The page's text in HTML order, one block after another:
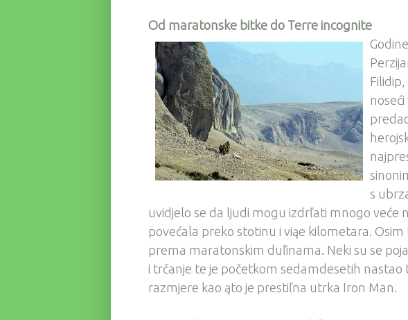
Od maratonske bitke do Terre incognite
s
uvidjelo se da ljudi mogu izdrľati mnogo veće
povećala preko stotinu i viąe kilometara.
prema maratonskim duľinama. Neki su se
i trčanje te je početkom sedamdesetih
razmjere kao ąto je prestiľna utrka Iron Man.